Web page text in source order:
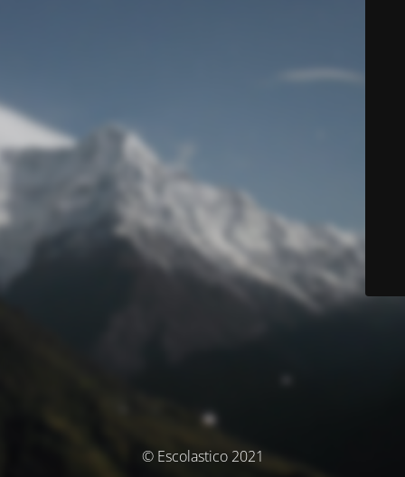
© Escolastico 2021